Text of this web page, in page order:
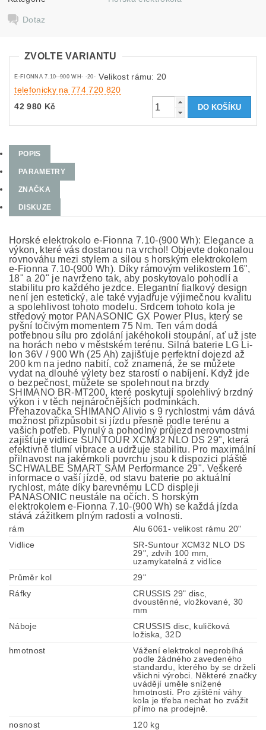
Dotaz
ZVOLTE VARIANTU
E-FIONNA 7.10--900 WH- -20- Velikost rámu: 20
telefonicky na 774 720 820
42 980 Kč
POPIS
PARAMETRY
ZNAČKA
DISKUZE
Horské elektrokolo e-Fionna 7.10-(900 Wh): Elegance a
výkon, které vás dostanou na vrchol! Objevte dokonalou
rovnováhu mezi stylem a silou s horským elektrokolem
e-Fionna 7.10-(900 Wh). Díky rámovým velikostem 16",
18" a 20" je navrženo tak, aby poskytovalo pohodlí a
stabilitu pro každého jezdce. Elegantní fialkový design
není jen estetický, ale také vyjadřuje výjimečnou kvalitu
a spolehlivost tohoto modelu. Srdcem tohoto kola je
středový motor PANASONIC GX Power Plus, který se
pyšní točivým momentem 75 Nm. Ten vám dodá
potřebnou sílu pro zdolání jakéhokoli stoupání, ať už jste
na horách nebo v městském terénu. Silná baterie LG Li-
Ion 36V / 900 Wh (25 Ah) zajišťuje perfektní dojezd až
200 km na jedno nabití, což znamená, že se můžete
vydat na dlouhé výlety bez starostí o nabíjení. Když jde
o bezpečnost, můžete se spolehnout na brzdy
SHIMANO BR-MT200, které poskytují spolehlivý brzdný
výkon i v těch nejnáročnějších podmínkách.
Přehazovačka SHIMANO Alivio s 9 rychlostmi vám dává
možnost přizpůsobit si jízdu přesně podle terénu a
vašich potřeb. Plynulý a pohodlný průjezd nerovnostmi
zajišťuje vidlice SUNTOUR XCM32 NLO DS 29", která
efektivně tlumí vibrace a udržuje stabilitu. Pro maximální
přilnavost na jakémkoli povrchu jsou k dispozici pláště
SCHWALBE SMART SAM Performance 29". Veškeré
informace o vaší jízdě, od stavu baterie po aktuální
rychlost, máte díky barevnému LCD displeji
PANASONIC neustále na očích. S horským
elektrokolem e-Fionna 7.10-(900 Wh) se každá jízda
stává zážitkem plným radosti a volnosti.
rám
Alu 6061- velikost rámu 20"
Vidlice
SR-Suntour XCM32 NLO DS
29", zdvih 100 mm,
uzamykatelná z vidlice
Průměr kol
29"
Ráfky
CRUSSIS 29" disc,
dvoustěnné, vložkované, 30
mm
Náboje
CRUSSIS disc, kuličková
ložiska, 32D
hmotnost
Vážení elektrokol neprobíhá
podle žádného zavedeného
standardu, kterého by se drželi
všichni výrobci. Některé značky
uvádějí uměle snížené
hmotnosti. Pro zjištění váhy
kola je třeba nechat ho zvážit
přímo na prodejně.
nosnost
120 kg